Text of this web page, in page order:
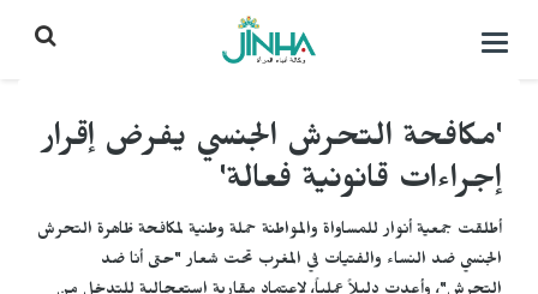
التحكم
'مكافحة التحرش الجنسي يفرض إقرار
إجراءات قانونية فعالة'
أطلقت جمعية أنوار للمساواة والمواطنة حملة وطنية لمكافحة ظاهرة التحرش
الجنسي ضد النساء والفتيات في المغرب تحت شعار "حتى أنا ضد